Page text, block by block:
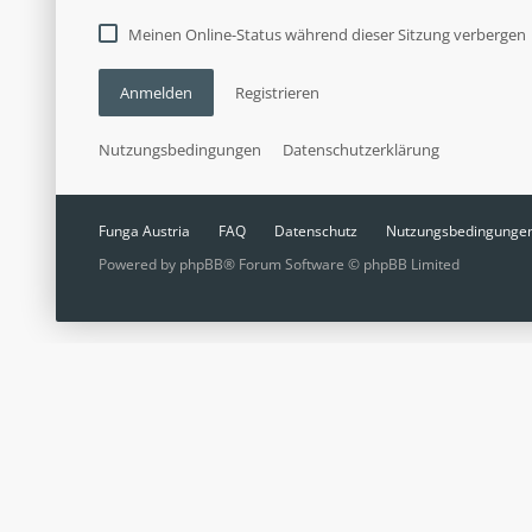
Meinen Online-Status während dieser Sitzung verbergen
Anmelden Registrieren
Nutzungsbedingungen Datenschutzerklärung
Funga Austria FAQ Datenschutz
Powered by phpBB® Forum Software © phpBB Limited